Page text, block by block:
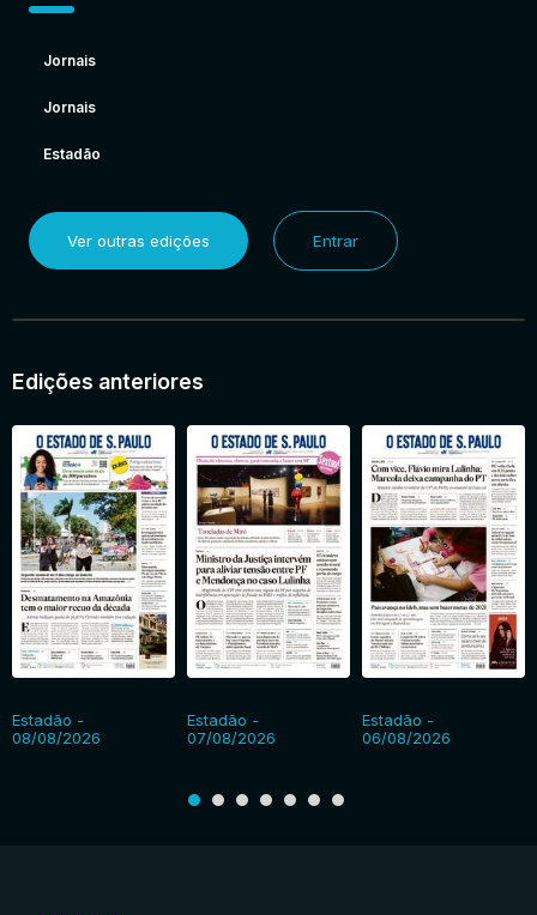
Jornais
Jornais
Estadão
Ver outras edições Entrar
Edições anteriores
Estadão -
08/08/2026
Estadão -
07/08/2026
Estadão -
06/08/2026